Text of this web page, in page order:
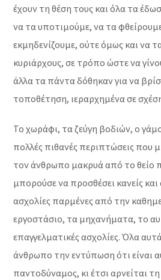
έχουν τη θέση τους και όλα τα
να τα υποτιμούμε, να τα
εκμηδενίζουμε, ούτε όμως και να
κυριάρχους, σε τρόπο ώστε να
άλλα τα πάντα δόθηκαν για να
τοποθέτηση, ιεραρχημένα σε
Το χωράφι, τα ζεύγη βοδιών, ο
πολλές πιθανές περιπτώσεις που
τον άνθρωπο μακρυά από το θείο
μπορούσε να προσθέσει κανείς
ασχολίες παρμένες από την
εργοστάσιο, τα μηχανήματα, το
επαγγελματικές ασχολίες. Όλα
άνθρωπο την εντύπωση ότι είναι
παντοδύναμος, κι έτσι αρνείται